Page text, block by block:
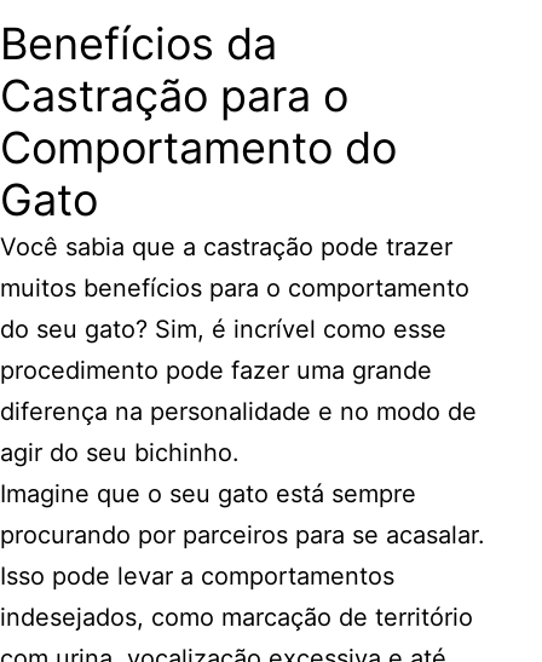
Benefícios da
Castração para o
Comportamento do
Gato
Você sabia que a castração pode trazer
muitos benefícios para o comportamento
do seu gato? Sim, é incrível como esse
procedimento pode fazer uma grande
diferença na personalidade e no modo de
agir do seu bichinho.
Imagine que o seu gato está sempre
procurando por parceiros para se acasalar.
Isso pode levar a comportamentos
indesejados, como marcação de território